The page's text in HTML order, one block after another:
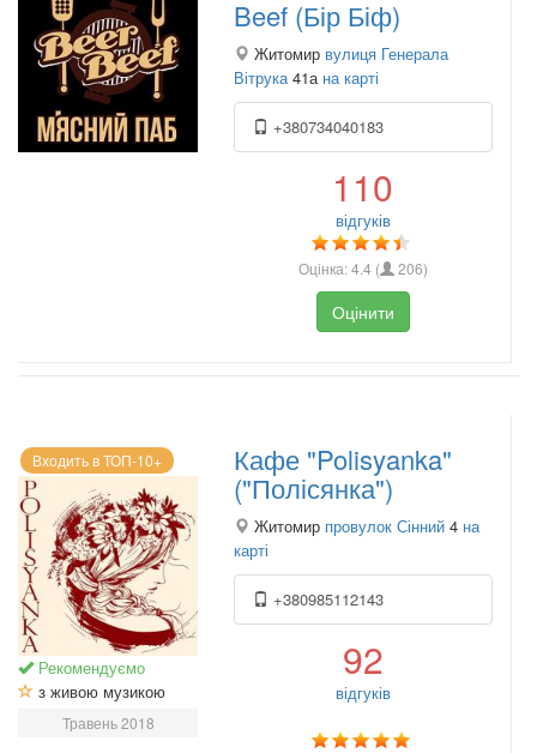
Beef (Бір Біф)
Житомир вулиця Генерала
Вітрука 41а на карті
+380734040183
110
відгуків
Оцінка:4.4 ( 206)
Оцінити
Входить в ТОП-10+
Рекомендуємо
з живою музикою
Травень 2018
Кафе "Polisyanka"
("Полісянка")
Житомир провулок Сінний 4 на
карті
+380985112143
92
відгуків